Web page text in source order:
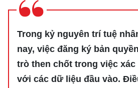
Trong kỷ nguyên trí tuệ
nay, việc đăng ký bản
trò then chốt trong việc xác
với các dữ liệu đầu vào.